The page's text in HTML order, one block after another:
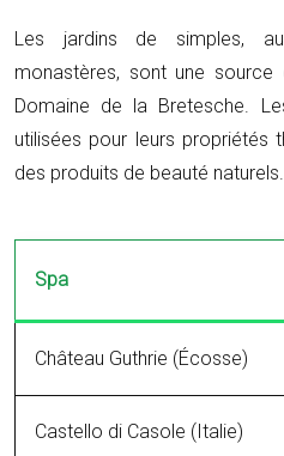
Les jardins de simples,
monastères, sont une source
Domaine de la Bretesche.
utilisées pour leurs propriétés
des produits de beauté naturels.
Spa
Château Guthrie (Écosse)
Castello di Casole (Italie)